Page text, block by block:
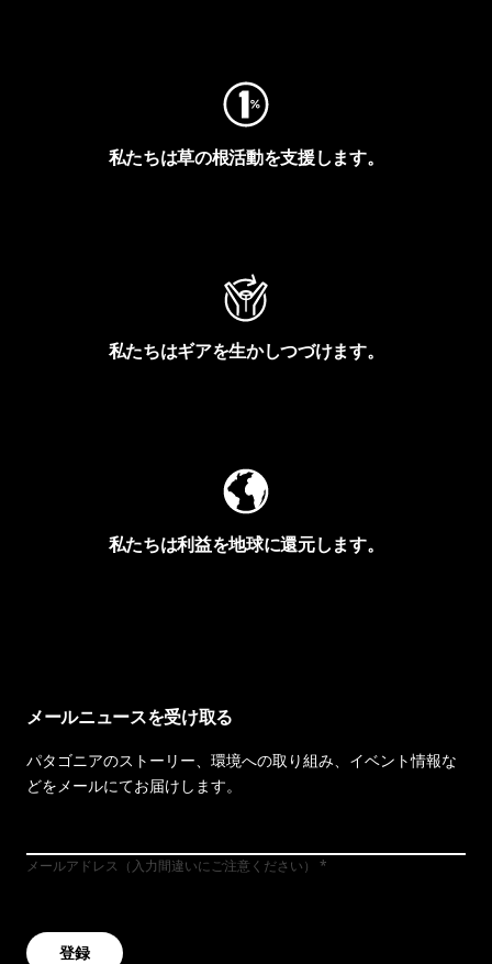
私たちは草の根活動を支援します。
私たちはギアを生かしつづけます。
私たちは利益を地球に還元します。
メールニュースを受け取る
パタゴニアのストーリー、環境への取り組み、イベント情報な
どをメールにてお届けします。
メールアドレス（入力間違いにご注意ください）
登録